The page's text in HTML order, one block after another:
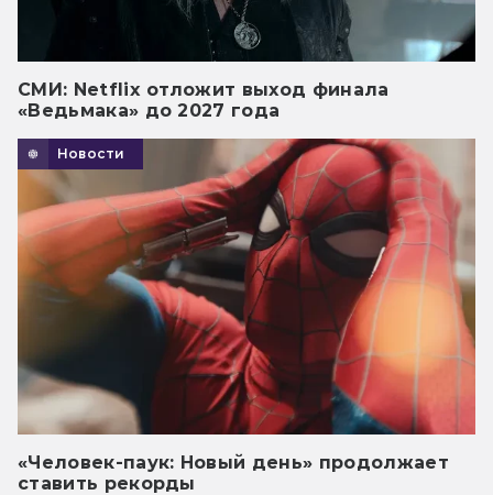
СМИ: Netflix отложит выход финала
«Ведьмака» до 2027 года
Новости
«Человек-паук: Новый день» продолжает
ставить рекорды